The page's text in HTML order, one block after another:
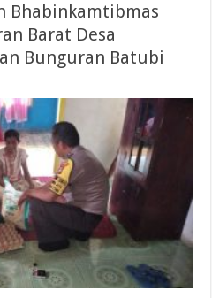
Bhabinkamtibmas
Barat Desa
Bunguran Batubi